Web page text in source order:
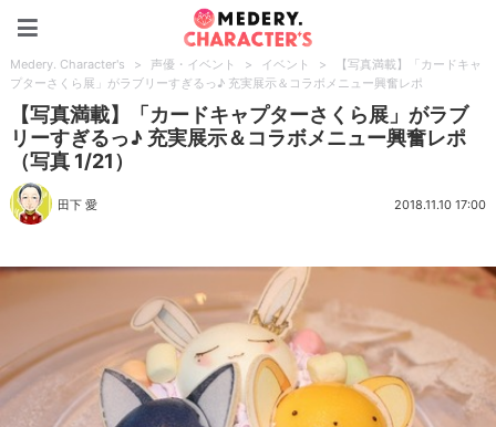
Medery. Character's > 声優・イベント > イベント >
【写真満載】「カードキャ
プターさくら展」がラブリーすぎるっ♪ 充実展示＆コラボメニュー興奮レポ
【写真満載】「カードキャプターさくら展」がラブ
リーすぎるっ♪ 充実展示＆コラボメニュー興奮レポ
（写真 1/21）
田下 愛 2018.11.10 17:00